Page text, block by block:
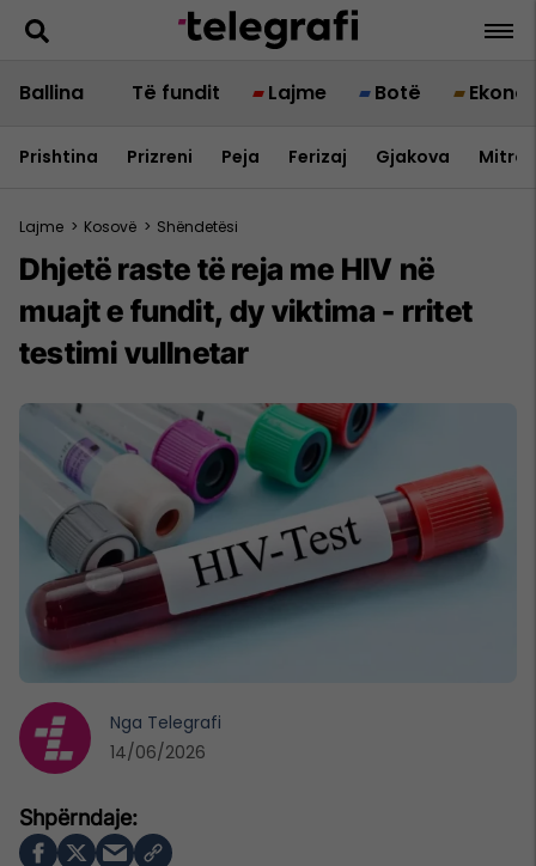
Ballina Të fundit Lajme Botë
Prishtina Prizreni Peja Ferizaj Gjakova
Lajme > Kosovë > Shëndetësi
Dhjetë raste të reja me HIV në
muajt e fundit, dy viktima - rritet
testimi vullnetar
Nga Telegrafi
14/06/2026